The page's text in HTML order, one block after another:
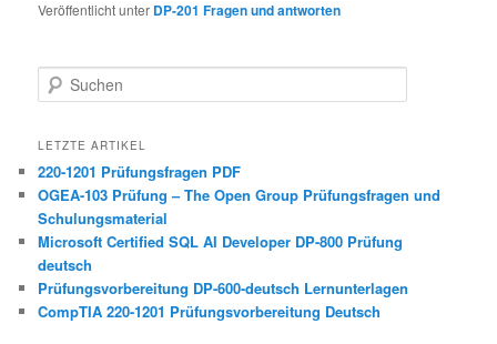
Veröffentlicht unter DP-201 Fragen und antworten
Suchen
LETZTE ARTIKEL
220-1201 Prüfungsfragen PDF
OGEA-103 Prüfung – The Open Group Prüfungsfragen und
Schulungsmaterial
Microsoft Certified SQL AI Developer DP-800 Prüfung
deutsch
Prüfungsvorbereitung DP-600-deutsch Lernunterlagen
CompTIA 220-1201 Prüfungsvorbereitung Deutsch